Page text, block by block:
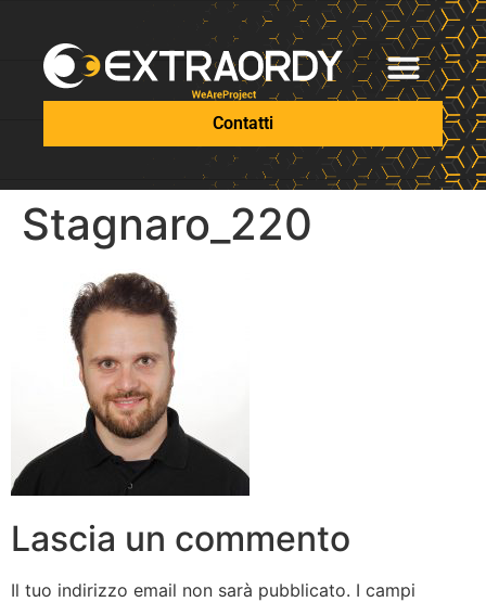
Contatti
Stagnaro_220
Lascia un commento
Il tuo indirizzo email non sarà pubblicato. I campi